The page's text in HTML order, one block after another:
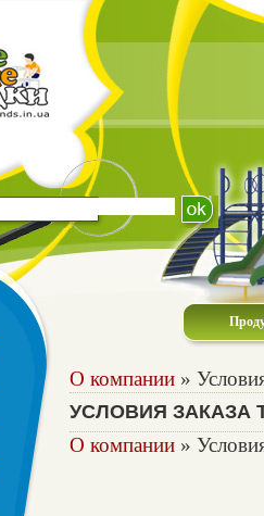
О компании »
УСЛОВИЯ ЗАКАЗА
О компании »